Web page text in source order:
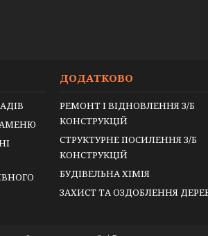
ДОДАТКОВО
РЕМОНТ І ВІДНОВЛЕННЯ З/Б
КОНСТРУКЦІЙ
СТРУКТУРНЕ ПОСИЛЕННЯ З/Б
КОНСТРУКЦІЙ
БУДІВЕЛЬНА ХІМІЯ
ЗАХИСТ ТА ОЗДОБЛЕННЯ